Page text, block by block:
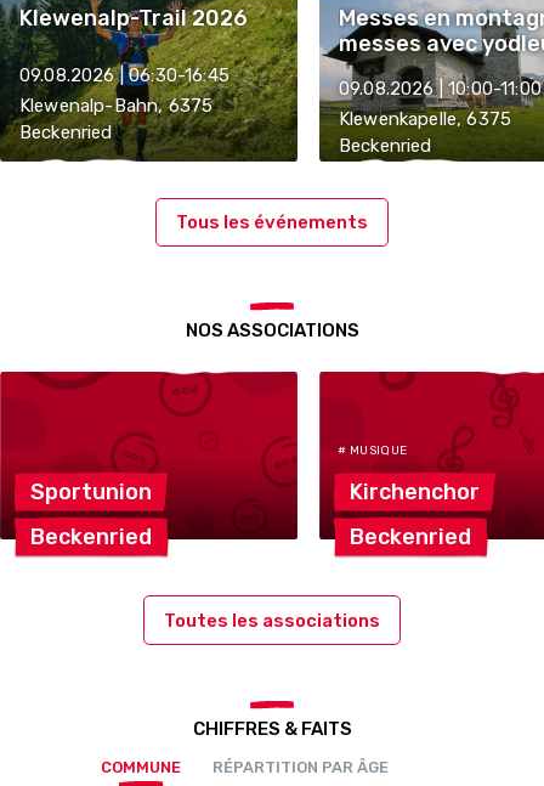
Klewenalp-Trail 2026
09.08.2026 | 06:30-16:45
Klewenalp-Bahn, 6375
Beckenried
Messes en
messes avec
09.08.2026 | 10:00-11:00
Klewenkapelle, 6375
Beckenried
Tous les événements
NOS ASSOCIATIONS
Sportunion
Beckenried
# MUSIQUE
Kirchenchor
Beckenried
Toutes les associations
CHIFFRES & FAITS
COMMUNE RÉPARTITION PAR ÂGE